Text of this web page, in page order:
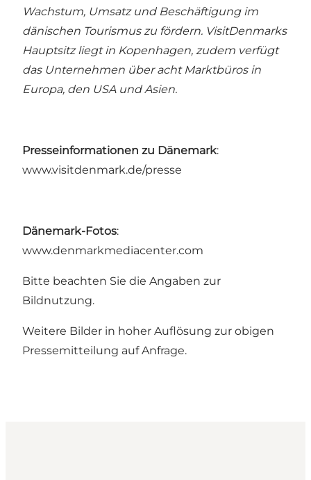
Wachstum, Umsatz und Beschäftigung im
dänischen Tourismus zu fördern. VisitDenmarks
Hauptsitz liegt in Kopenhagen, zudem verfügt
das Unternehmen über acht Marktbüros in
Europa, den USA und Asien.
Presseinformationen zu Dänemark:
www.visitdenmark.de/presse
Dänemark-Fotos:
www.denmarkmediacenter.com
Bitte beachten Sie die Angaben zur
Bildnutzung.
Weitere Bilder in hoher Auflösung zur obigen
Pressemitteilung auf Anfrage.